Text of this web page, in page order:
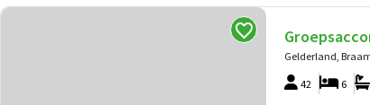
Gelderland,
42 6